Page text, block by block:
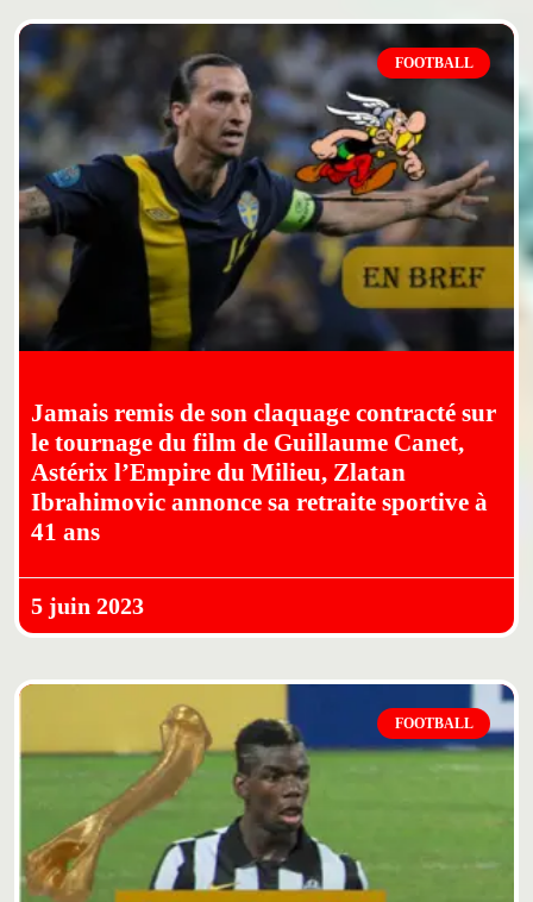
FOOTBALL
Jamais remis de son claquage contracté sur
le tournage du film de Guillaume Canet,
Astérix l’Empire du Milieu, Zlatan
Ibrahimovic annonce sa retraite sportive à
41 ans
5 juin 2023
FOOTBALL